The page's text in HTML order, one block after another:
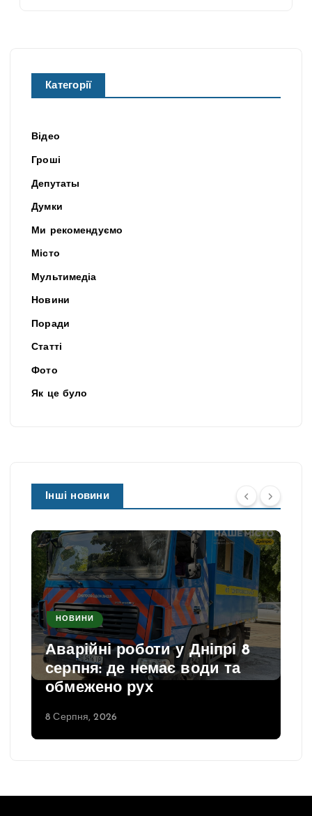
Категорії
Відео
Гроші
Депутаты
Думки
Ми рекомендуємо
Місто
Мультимедіа
Новини
Поради
Статті
Фото
Як це було
Інші новини
НОВИНИ
Аварійні роботи у Дніпрі 8
серпня: де немає води та
обмежено рух
8 Серпня, 2026